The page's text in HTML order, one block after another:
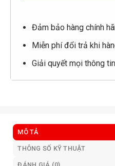
Đảm bảo hàng chính
Miễn phí đổi trả khi
Giải quyết mọi thông
MÔ TẢ
THÔNG SỐ KỸ THUẬT